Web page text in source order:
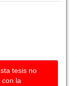
tesis no
la